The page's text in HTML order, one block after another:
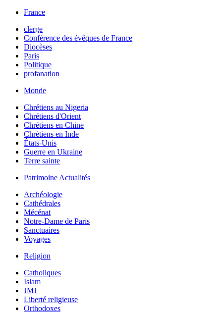
France
clerge
Conférence des évêques de France
Diocèses
Paris
Politique
profanation
Monde
Chrétiens au Nigeria
Chrétiens d'Orient
Chrétiens en Chine
Chrétiens en Inde
États-Unis
Guerre en Ukraine
Terre sainte
Patrimoine Actualités
Archéologie
Cathédrales
Mécénat
Notre-Dame de Paris
Sanctuaires
Voyages
Religion
Catholiques
Islam
JMJ
Liberté religieuse
Orthodoxes